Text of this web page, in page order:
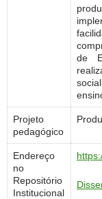
de
Projeto
pedagógico
Endereço
no
Repositório
Institucional